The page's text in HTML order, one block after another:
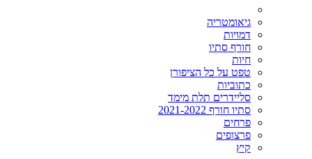
גיאומטריה
דמויות
חורף סתיו
חיות
טפט על כל הציפורן
כתוביות
סליידרים תלת מימד
סתיו חורף 2021-2022
פרחים
פרצופים
קיץ